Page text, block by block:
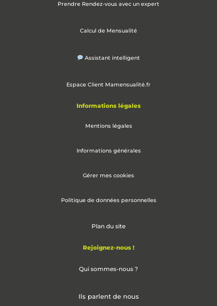
Prendre Rendez-vous avec un expert
Calcul de Mensualité
Assistant intelligent
Espace Client Mamensualité.fr
Informations légales
Mentions légales
Informations générales
Gérer mes cookies
Politique de données personnelles
Plan du site
Rejoignez-nous !
Qui sommes-nous ?
Ils parlent de nous